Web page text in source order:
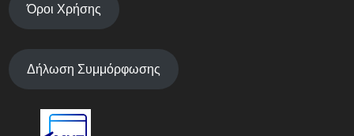
Όροι Χρήσης
Δήλωση Συμμόρφωσης